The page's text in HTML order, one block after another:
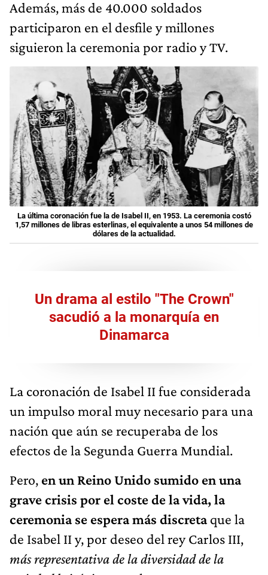
Además, más de 40.000 soldados
participaron en el desfile y millones
siguieron la ceremonia por radio y TV.
La última coronación fue la de Isabel II, en 1953. La ceremonia costó
1,57 millones de libras esterlinas, el equivalente a unos 54 millones de
dólares de la actualidad.
Un drama al estilo "The Crown"
sacudió a la monarquía en
Dinamarca
La coronación de Isabel II fue considerada
un impulso moral muy necesario para una
nación que aún se recuperaba de los
efectos de la Segunda Guerra Mundial.
Pero, en un Reino Unido sumido en una
grave crisis por el coste de la vida, la
ceremonia se espera más discretaque la
de Isabel II y, por deseo del rey Carlos III,
más representativa de la diversidad de la